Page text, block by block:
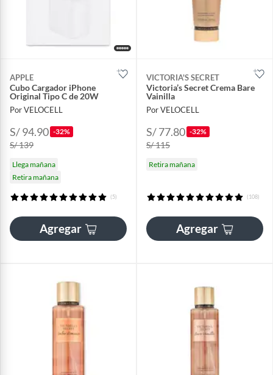
APPLE
Cubo Cargador iPhone
Original Tipo C de 20W
Por VELOCELL
S/ 94.90 -32%
S/ 139
Llega mañana
Retira mañana
(5)
Agregar
VICTORIA'S SECRET
Victoria’s Secret Crema Bare
Vainilla
Por VELOCELL
S/ 77.80 -32%
S/ 115
Retira mañana
(108)
Agregar